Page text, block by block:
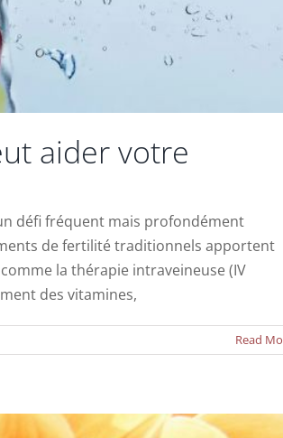
aider votre
défi fréquent mais profondément
de fertilité traditionnels apportent
la thérapie intraveineuse (IV
des vitamines,
Read
féminine